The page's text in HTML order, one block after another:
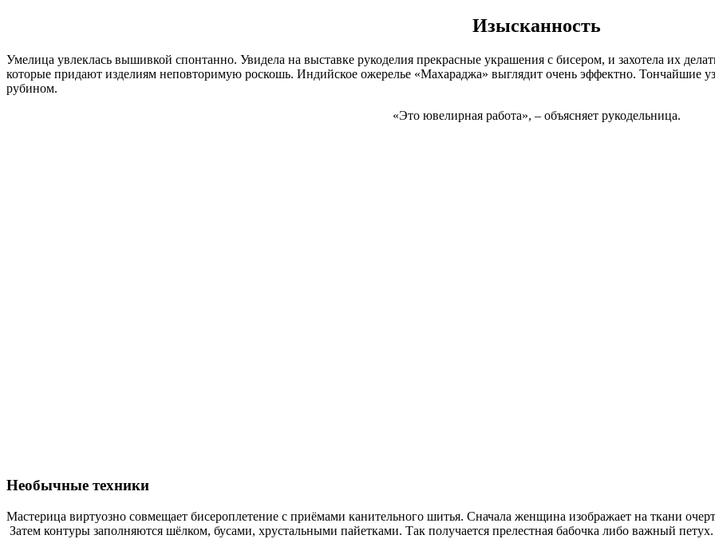
Изысканность
Умелица увлеклась вышивкой спонтанно. Увидела на выставке рукоделия прекрасные украшения с бисером, и захотела их
которые придают изделиям неповторимую роскошь. Индийское ожерелье «Махараджа» выглядит очень эффектно. Тончайшие
рубином.
«Это ювелирная работа», – объясняет рукодельница.
Необычные техники
Мастерица виртуозно совмещает бисероплетение с приёмами канительного шитья. Сначала женщина изображает на ткани
Затем контуры заполняются шёлком, бусами, хрустальными пайетками. Так получается прелестная бабочка либо важный петух.